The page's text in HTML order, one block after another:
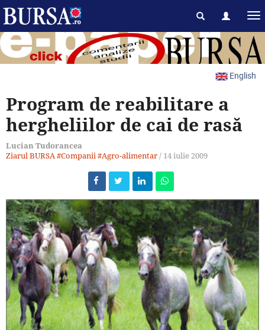
English
Program de reabilitare a
hergheliilor de cai de rasă
Lucian Tudorancea
Ziarul BURSA#Companii#Agro-alimentar/ 14 iulie 2009